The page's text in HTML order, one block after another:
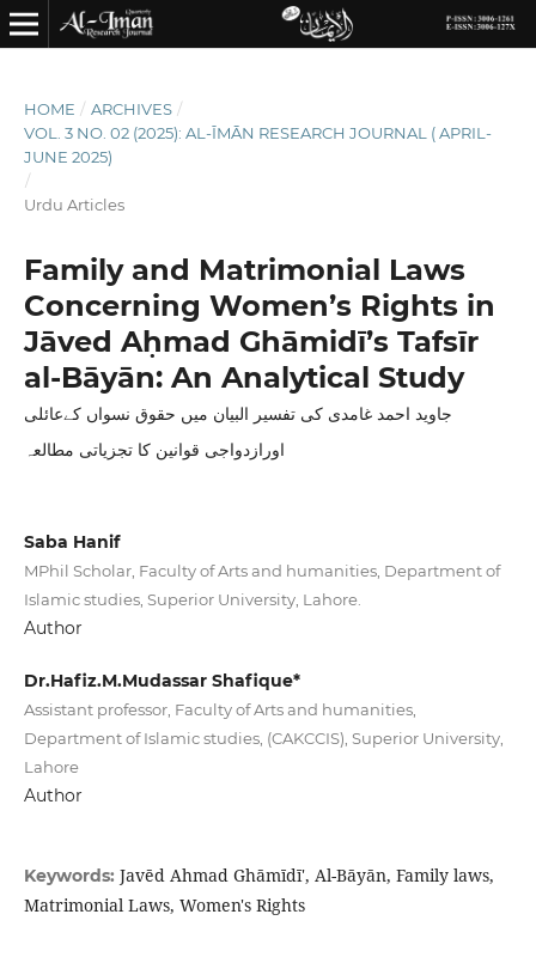
HOME / ARCHIVES /
VOL. 3 NO. 02 (2025): AL-ĪMĀN RESEARCH JOURNAL ( APRIL-
JUNE 2025)
/
Urdu Articles
Family and Matrimonial Laws
Concerning Women’s Rights in
Jāved Aḥmad Ghāmidī’s Tafsīr
al-Bāyān: An Analytical Study
جاوید احمد غامدی کی تفسیر البیان میں حقوق نسواں کےعائلی
اورازدواجی قوانین کا تجزیاتی مطالعہ
Saba Hanif
MPhil Scholar, Faculty of Arts and humanities, Department of
Islamic studies, Superior University, Lahore.
Author
Dr.Hafiz.M.Mudassar Shafique*
Assistant professor, Faculty of Arts and humanities,
Department of Islamic studies, (CAKCCIS), Superior University,
Lahore
Author
Keywords: Javēd Ahmad Ghāmīdī', Al-Bāyān, Family laws,
Matrimonial Laws, Women's Rights